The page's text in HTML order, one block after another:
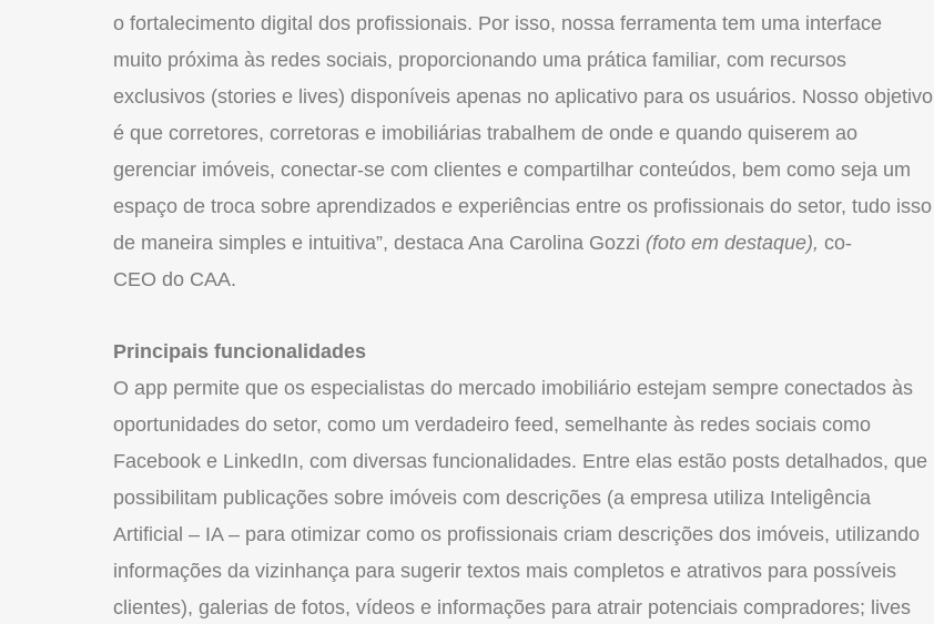
o fortalecimento digital dos profissionais. Por isso, nossa ferramenta tem uma interface
muito próxima às redes sociais, proporcionando uma prática familiar, com recursos
exclusivos (stories e lives) disponíveis apenas no aplicativo para os usuários. Nosso objetivo
é que corretores, corretoras e imobiliárias trabalhem de onde e quando quiserem ao
gerenciar imóveis, conectar-se com clientes e compartilhar conteúdos, bem como seja um
espaço de troca sobre aprendizados e experiências entre os profissionais do setor, tudo isso
de maneira simples e intuitiva”, destaca Ana Carolina Gozzi (foto em destaque), co-
CEO do CAA.
Principais funcionalidades
O app permite que os especialistas do mercado imobiliário estejam sempre conectados às
oportunidades do setor, como um verdadeiro feed, semelhante às redes sociais como
Facebook e LinkedIn, com diversas funcionalidades. Entre elas estão posts detalhados, que
possibilitam publicações sobre imóveis com descrições (a empresa utiliza Inteligência
Artificial – IA – para otimizar como os profissionais criam descrições dos imóveis, utilizando
informações da vizinhança para sugerir textos mais completos e atrativos para possíveis
clientes), galerias de fotos, vídeos e informações para atrair potenciais compradores; lives